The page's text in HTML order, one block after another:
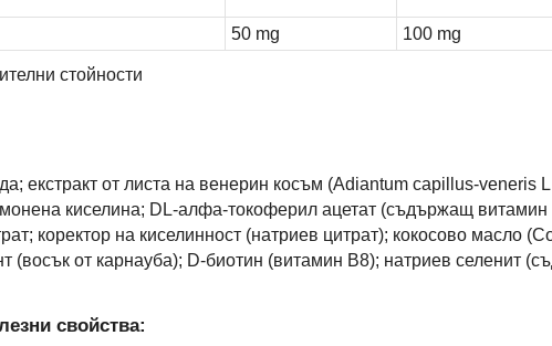
50 mg 100 mg
стойности
екстракт от листа на венерин косъм (Adiantum capillus-veneris
киселина; DL-алфа-токоферил ацетат (съдържащ витамин
коректор на киселинност (натриев цитрат); кокосово масло
(восък от карнауба); D-биотин (витамин B8); натриев селенит
свойства: